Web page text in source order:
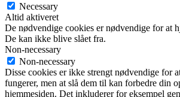
Necessary
Altid aktiveret
De nødvendige cookies er nødvendige for at
De kan ikke blive slået fra.
Non-necessary
Non-necessary
Disse cookies er ikke strengt nødvendige for
fungerer, men at slå dem til kan forbedre din
hjemmesiden. Det inkluderer for eksempel